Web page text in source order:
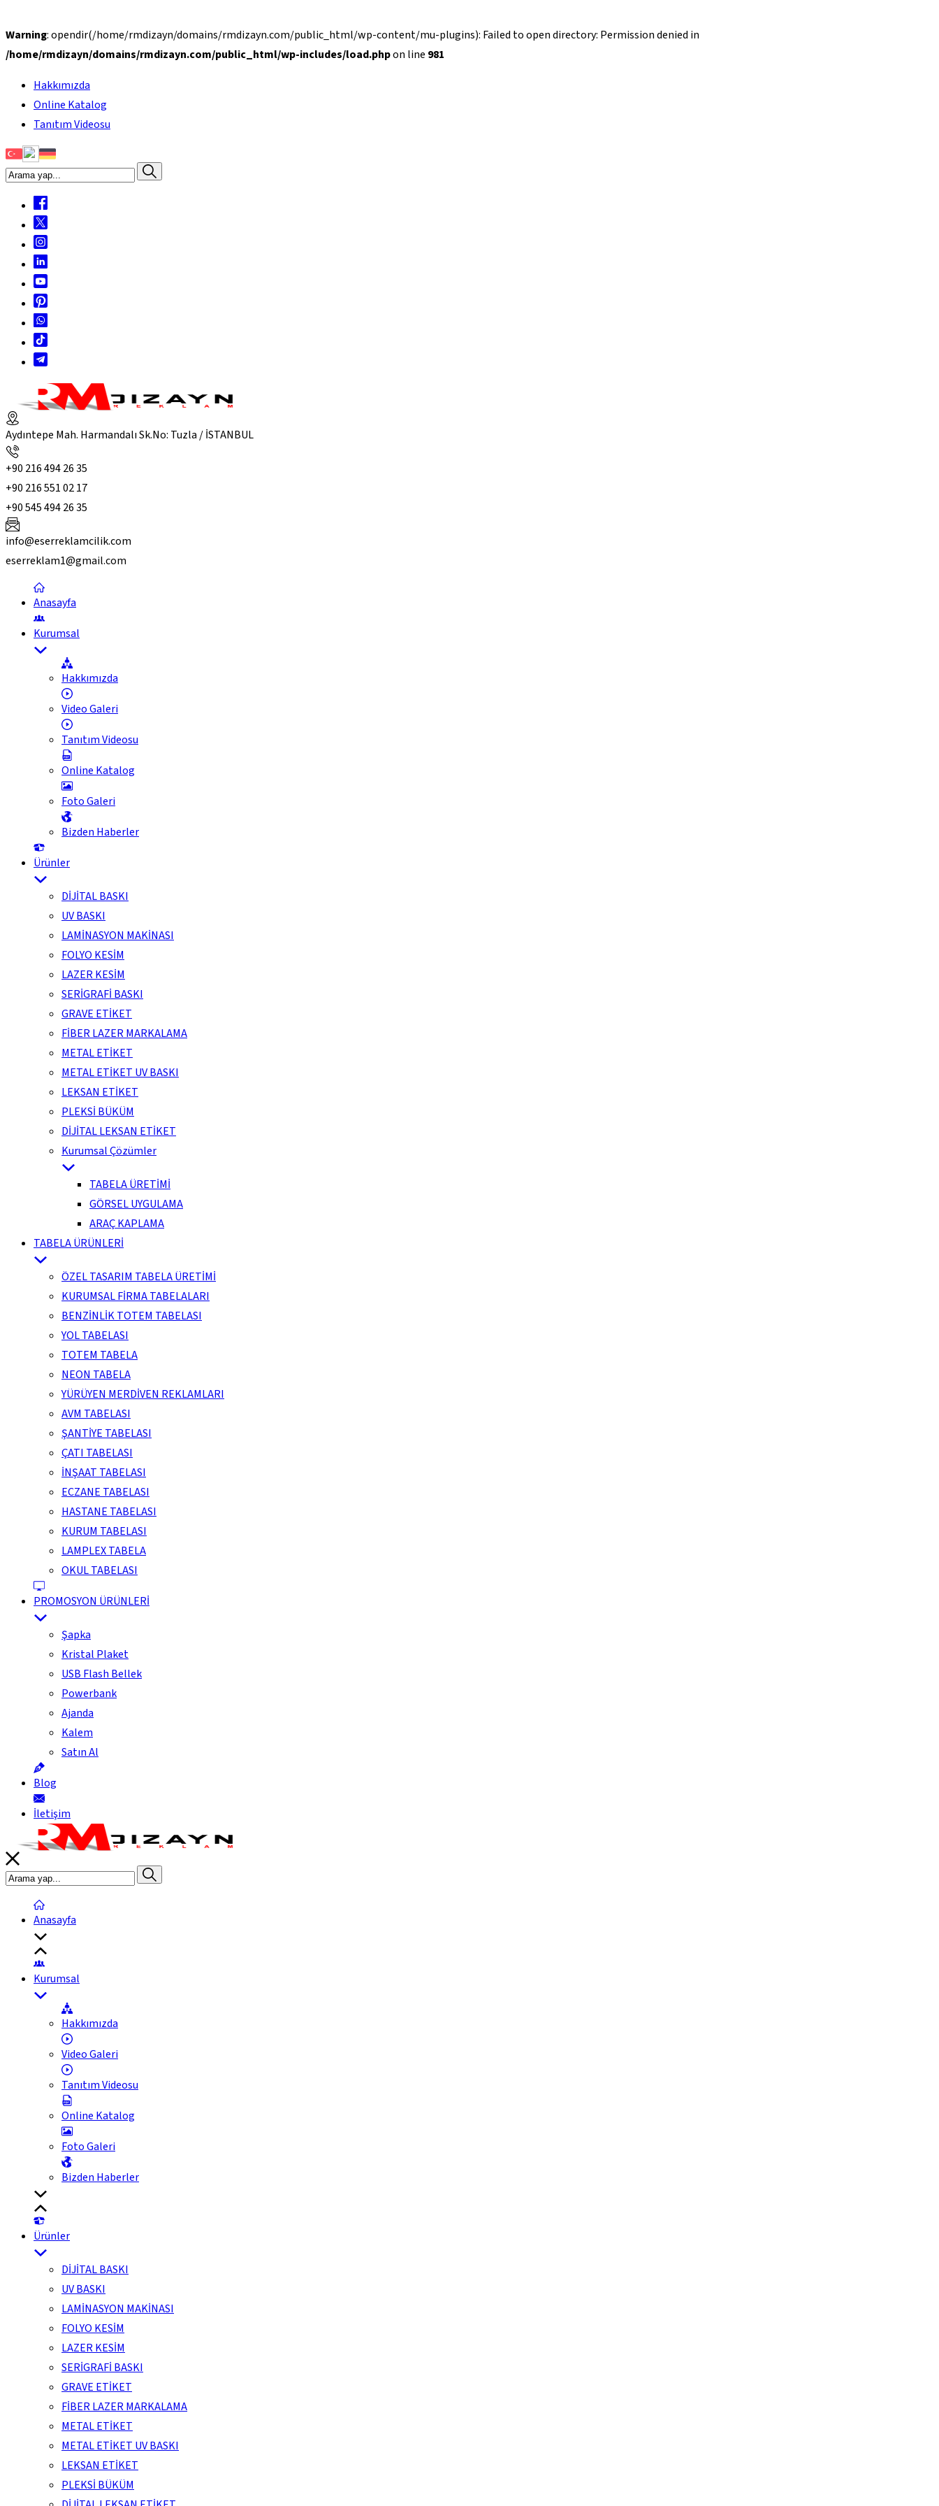
Warning: opendir(/home/rmdizayn/domains/rmdizayn.com/public_html/wp-content/mu-plugins): Failed to open directory: Permission denied in
/home/rmdizayn/domains/rmdizayn.com/public_html/wp-includes/load.phpon line 981
Hakkımızda
Online Katalog
Tanıtım Videosu
Aydıntepe Mah. Harmandalı Sk.No: Tuzla / İSTANBUL
+90 216 494 26 35
+90 216 551 02 17
+90 545 494 26 35
info@eserreklamcilik.com
eserreklam1@gmail.com
Anasayfa
Kurumsal
Hakkımızda
Video Galeri
Tanıtım Videosu
Online Katalog
Foto Galeri
Bizden Haberler
Ürünler
DİJİTAL BASKI
UV BASKI
LAMİNASYON MAKİNASI
FOLYO KESİM
LAZER KESİM
SERİGRAFİ BASKI
GRAVE ETİKET
FİBER LAZER MARKALAMA
METAL ETİKET
METAL ETİKET UV BASKI
LEKSAN ETİKET
PLEKSİ BÜKÜM
DİJİTAL LEKSAN ETİKET
Kurumsal Çözümler
TABELA ÜRETİMİ
GÖRSEL UYGULAMA
ARAÇ KAPLAMA
TABELA ÜRÜNLERİ
ÖZEL TASARIM TABELA ÜRETİMİ
KURUMSAL FİRMA TABELALARI
BENZİNLİK TOTEM TABELASI
YOL TABELASI
TOTEM TABELA
NEON TABELA
YÜRÜYEN MERDİVEN REKLAMLARI
AVM TABELASI
ŞANTİYE TABELASI
ÇATI TABELASI
İNŞAAT TABELASI
ECZANE TABELASI
HASTANE TABELASI
KURUM TABELASI
LAMPLEX TABELA
OKUL TABELASI
PROMOSYON ÜRÜNLERİ
Şapka
Kristal Plaket
USB Flash Bellek
Powerbank
Ajanda
Kalem
Satın Al
Blog
İletişim
Anasayfa
Kurumsal
Hakkımızda
Video Galeri
Tanıtım Videosu
Online Katalog
Foto Galeri
Bizden Haberler
Ürünler
DİJİTAL BASKI
UV BASKI
LAMİNASYON MAKİNASI
FOLYO KESİM
LAZER KESİM
SERİGRAFİ BASKI
GRAVE ETİKET
FİBER LAZER MARKALAMA
METAL ETİKET
METAL ETİKET UV BASKI
LEKSAN ETİKET
PLEKSİ BÜKÜM